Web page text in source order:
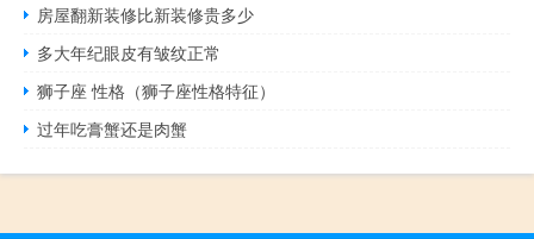
房屋翻新装修比新装修贵多少
多大年纪眼皮有皱纹正常
狮子座 性格（狮子座性格特征）
过年吃膏蟹还是肉蟹